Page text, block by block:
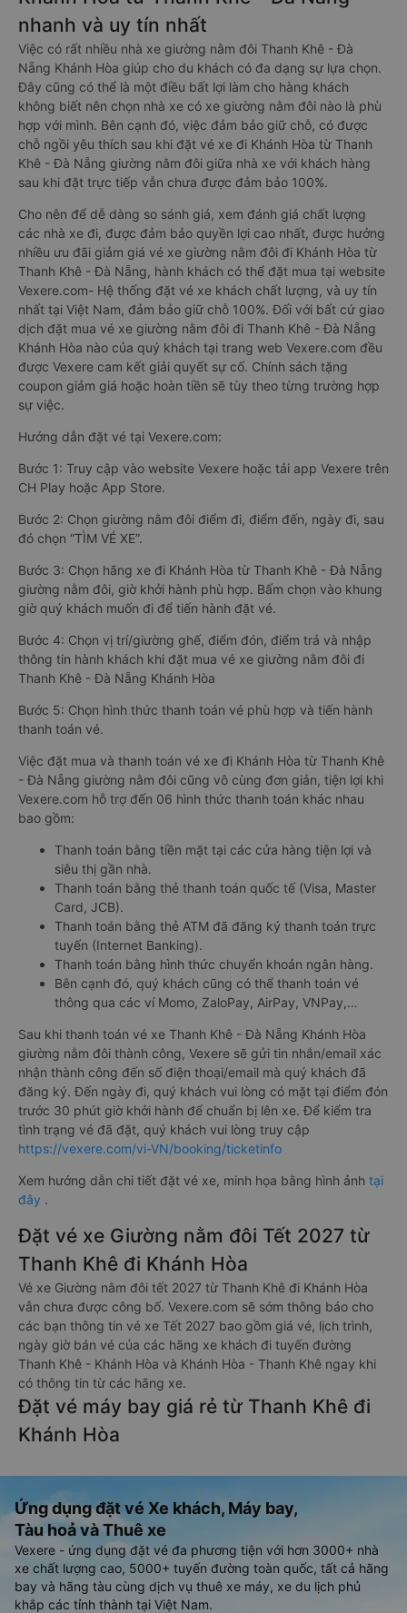
nhanh và uy tín nhất
Việc có rất nhiều nhà xe giường nằm đôi Thanh Khê - Đà
Nẵng Khánh Hòa giúp cho du khách có đa dạng sự lựa chọn.
Đây cũng có thể là một điều bất lợi làm cho hàng khách
không biết nên chọn nhà xe có xe giường nằm đôi nào là phù
hợp với mình. Bên cạnh đó, việc đảm bảo giữ chỗ, có được
chỗ ngồi yêu thích sau khi đặt vé xe đi Khánh Hòa từ Thanh
Khê - Đà Nẵng giường nằm đôi giữa nhà xe với khách hàng
sau khi đặt trực tiếp vẫn chưa được đảm bảo 100%.
Cho nên để dễ dàng so sánh giá, xem đánh giá chất lượng
các nhà xe đi, được đảm bảo quyền lợi cao nhất, được hưởng
nhiều ưu đãi giảm giá vé xe giường nằm đôi đi Khánh Hòa từ
Thanh Khê - Đà Nẵng, hành khách có thể đặt mua tại website
Vexere.com- Hệ thống đặt vé xe khách chất lượng, và uy tín
nhất tại Việt Nam, đảm bảo giữ chỗ 100%. Đối với bất cứ giao
dịch đặt mua vé xe giường nằm đôi đi Thanh Khê - Đà Nẵng
Khánh Hòa nào của quý khách tại trang web Vexere.com đều
được Vexere cam kết giải quyết sự cố. Chính sách tặng
coupon giảm giá hoặc hoàn tiền sẽ tùy theo từng trường hợp
sự việc.
Hướng dẫn đặt vé tại Vexere.com:
Bước 1: Truy cập vào website Vexere hoặc tải app Vexere trên
CH Play hoặc App Store.
Bước 2: Chọn giường nằm đôi điểm đi, điểm đến, ngày đi, sau
đó chọn “TÌM VÉ XE”.
Bước 3: Chọn hãng xe đi Khánh Hòa từ Thanh Khê - Đà Nẵng
giường nằm đôi, giờ khởi hành phù hợp. Bấm chọn vào khung
giờ quý khách muốn đi để tiến hành đặt vé.
Bước 4: Chọn vị trí/giường ghế, điểm đón, điểm trả và nhập
thông tin hành khách khi đặt mua vé xe giường nằm đôi đi
Thanh Khê - Đà Nẵng Khánh Hòa
Bước 5: Chọn hình thức thanh toán vé phù hợp và tiến hành
thanh toán vé.
Việc đặt mua và thanh toán vé xe đi Khánh Hòa từ Thanh Khê
- Đà Nẵng giường nằm đôi cũng vô cùng đơn giản, tiện lợi khi
Vexere.com hỗ trợ đến 06 hình thức thanh toán khác nhau
bao gồm:
Thanh toán bằng tiền mặt tại các cửa hàng tiện lợi và
siêu thị gần nhà.
Thanh toán bằng thẻ thanh toán quốc tế (Visa, Master
Card, JCB).
Thanh toán bằng thẻ ATM đã đăng ký thanh toán trực
tuyến (Internet Banking).
Thanh toán bằng hình thức chuyển khoản ngân hàng.
Bên cạnh đó, quý khách cũng có thể thanh toán vé
thông qua các ví Momo, ZaloPay, AirPay, VNPay,…
Sau khi thanh toán vé xe Thanh Khê - Đà Nẵng Khánh Hòa
giường nằm đôi thành công, Vexere sẽ gửi tin nhắn/email xác
nhận thành công đến số điện thoại/email mà quý khách đã
đăng ký. Đến ngày đi, quý khách vui lòng có mặt tại điểm đón
trước 30 phút giờ khởi hành để chuẩn bị lên xe. Để kiểm tra
tình trạng vé đã đặt, quý khách vui lòng truy cập
https://vexere.com/vi-VN/booking/ticketinfo
Xem hướng dẫn chi tiết đặt vé xe, minh họa bằng hình ảnh tại
đây .
Đặt vé xe Giường nằm đôi Tết 2027 từ
Thanh Khê đi Khánh Hòa
Vé xe Giường nằm đôi tết 2027 từ Thanh Khê đi Khánh Hòa
vẫn chưa được công bố. Vexere.com sẽ sớm thông báo cho
các bạn thông tin vé xe Tết 2027 bao gồm giá vé, lịch trình,
ngày giờ bán vé của các hãng xe khách đi tuyến đường
Thanh Khê - Khánh Hòa và Khánh Hòa - Thanh Khê ngay khi
có thông tin từ các hãng xe.
Đặt vé máy bay giá rẻ từ Thanh Khê đi
Khánh Hòa
Ứng dụng đặt vé Xe khách, Máy bay,
Tàu hoả và Thuê xe
Vexere - ứng dụng đặt vé đa phương tiện với hơn 3000+ nhà
xe chất lượng cao, 5000+ tuyến đường toàn quốc, tất cả hãng
bay và hãng tàu cùng dịch vụ thuê xe máy, xe du lịch phủ
khắp các tỉnh thành tại Việt Nam.